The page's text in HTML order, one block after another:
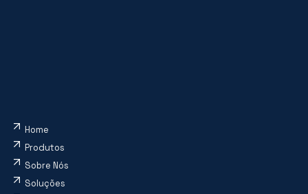
Home
Produtos
Sobre Nós
Soluções